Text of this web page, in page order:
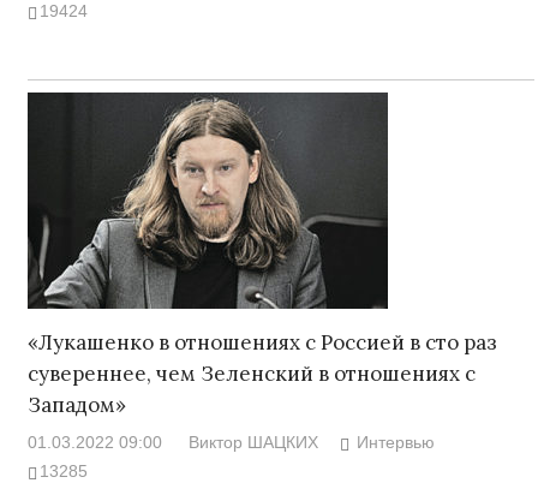
19424
«Лукашенко в отношениях с Россией в сто раз
сувереннее, чем Зеленский в отношениях с
Западом»
01.03.2022 09:00 Виктор ШАЦКИХ
Интервью
13285